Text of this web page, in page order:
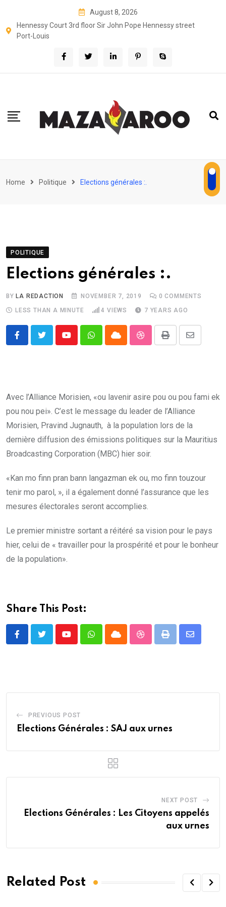
content
August 8, 2026
Hennessy Court 3rd floor Sir John Pope Hennessy street
Port-Louis
Home Politique Elections générales :.
POLITIQUE
Elections générales :.
BYLA REDACTION NOVEMBER 7, 2019 0 COMMENTS
LESS THAN A MINUTE
4 VIEWS 7 YEARS AGO
YoutubeWhatsappCloud StumbleUpon
Print
Share
Avec l’Alliance Morisien, «ou lavenir asire pou ou pou fami ek
pou nou pei». C’est le message du leader de l’Alliance
Morisien, Pravind Jugnauth, à la population lors de la
dernière diffusion des émissions politiques sur la Mauritius
Broadcasting Corporation (MBC) hier soir.
«Kan mo finn pran bann langazman ek ou, mo finn touzour
tenir mo parol, », il a également donné l’assurance que les
mesures électorales seront accomplies.
Le premier ministre sortant a réitéré sa vision pour le pays
hier, celui de « travailler pour la prospérité et pour le bonheur
de la population».
Share This Post:
YoutubeWhatsappCloud StumbleUpon
Print
Share
PREVIOUS POST
Elections Générales : SAJ aux urnes
NEXT POST
Elections Générales : Les Citoyens appelés
aux urnes
Related Post